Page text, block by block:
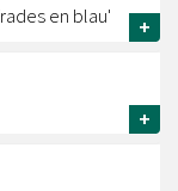
en blau'
+
+